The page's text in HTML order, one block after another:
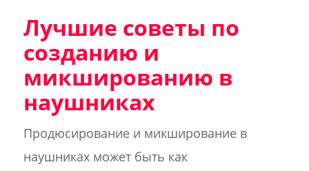
Лучшие советы по
созданию и
микшированию в
наушниках
Продюсирование и микширование в
наушниках может быть как